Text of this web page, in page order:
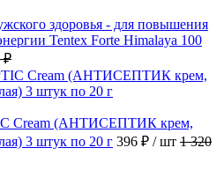
здоровья - для повышения
Tentex Forte Himalaya 100
₽
Cream (АНТИСЕПТИК крем,
3 штук по 20 г 396 ₽ / шт 1 320